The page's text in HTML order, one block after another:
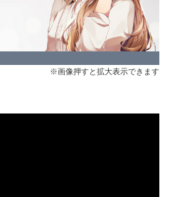
※画像押すと拡大表示できます